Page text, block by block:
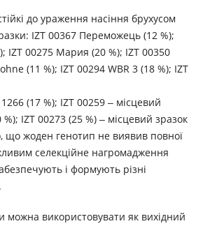
до ураження насіння брухусом
IZТ 00367 Переможець (12 %);
IZТ 00275 Мария (20 %); IZТ 00350
(11 %); IZТ 00294 WBR 3 (18 %); IZТ
(17 %); IZТ 00259 ‒ місцевий
%); IZТ 00273 (25 %) ‒ місцевий зразок
що жоден генотип не виявив повної
селекційне нагромадження
і формують різні
можна використовувати як вихідний